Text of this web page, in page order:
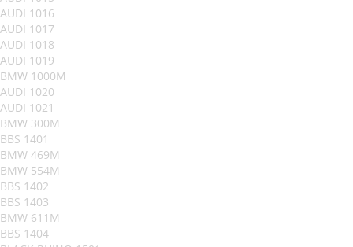
AUDI 1016
AUDI 1017
AUDI 1018
AUDI 1019
BMW 1000M
AUDI 1020
AUDI 1021
BMW 300M
BBS 1401
BMW 469M
BMW 554M
BBS 1402
BBS 1403
BMW 611M
BBS 1404